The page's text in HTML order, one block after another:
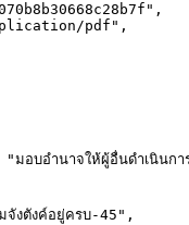
" ,
pdf " ,
"มอบอำนาจให้ผู้อื่นดำเนินก
จังตังค์อยู่ครบ-45 " ,